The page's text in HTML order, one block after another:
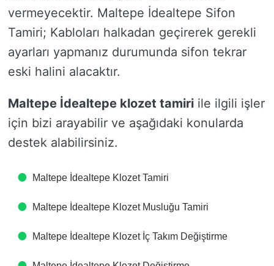
vermeyecektir. Maltepe İdealtepe Sifon
Tamiri; Kabloları halkadan geçirerek gerekli
ayarları yapmanız durumunda sifon tekrar
eski halini alacaktır.
Maltepe İdealtepe klozet tamiri ile ilgili işler
için bizi arayabilir ve aşağıdaki konularda
destek alabilirsiniz.
Maltepe İdealtepe Klozet Tamiri
Maltepe İdealtepe Klozet Musluğu Tamiri
Maltepe İdealtepe Klozet İç Takım Değiştirme